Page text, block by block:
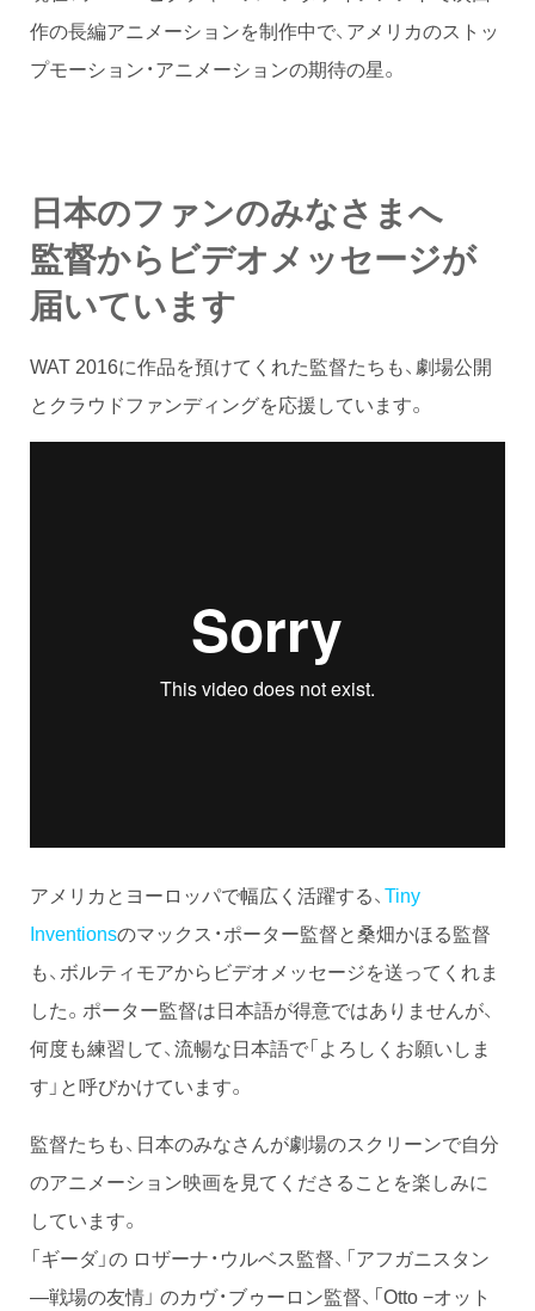
作の長編アニメーションを制作中で、アメリカのストッ
プモーション・アニメーションの期待の星。
日本のファンのみなさまへ
監督からビデオメッセージが
届いています
WAT 2016に作品を預けてくれた監督たちも、劇場公開
とクラウドファンディングを応援しています。
アメリカとヨーロッパで幅広く活躍する、Tiny
Inventionsのマックス・ポーター監督と桑畑かほる監督
も、ボルティモアからビデオメッセージを送ってくれま
した。ポーター監督は日本語が得意ではありませんが、
何度も練習して、流暢な日本語で「よろしくお願いしま
す」と呼びかけています。
監督たちも、日本のみなさんが劇場のスクリーンで自分
のアニメーション映画を見てくださることを楽しみに
しています。
「ギーダ」の ロザーナ・ウルベス監督、「アフガニスタン
—戦場の友情」 のカヴ・ブゥーロン監督、「Otto −オット